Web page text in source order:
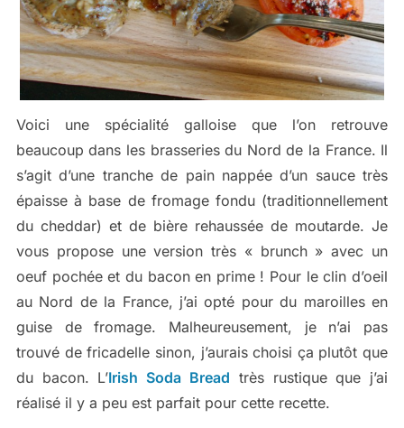
Voici une spécialité galloise que l’on retrouve
beaucoup dans les brasseries du Nord de la France. Il
s’agit d’une tranche de pain nappée d’un sauce très
épaisse à base de fromage fondu (traditionnellement
du cheddar) et de bière rehaussée de moutarde. Je
vous propose une version très « brunch » avec un
oeuf pochée et du bacon en prime ! Pour le clin d’oeil
au Nord de la France, j’ai opté pour du maroilles en
guise de fromage. Malheureusement, je n’ai pas
trouvé de fricadelle sinon, j’aurais choisi ça plutôt que
du bacon. L’Irish Soda Bread très rustique que j’ai
réalisé il y a peu est parfait pour cette recette.